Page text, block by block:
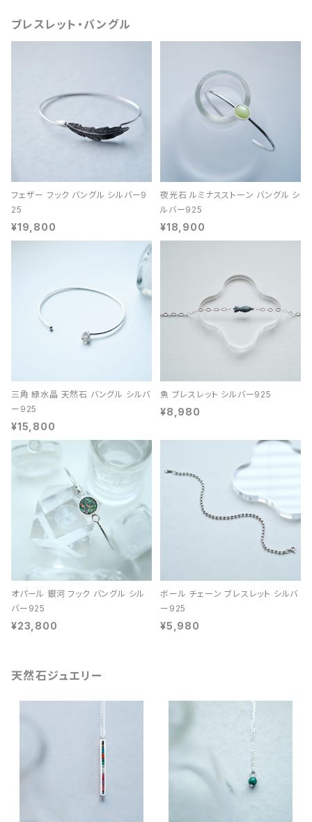
ブレスレット・バングル
フェザー フック バングル シルバー9
25
¥19,800
夜光石 ルミナスストーン バングル シ
ルバー925
¥18,900
三角 緑水晶 天然石 バングル シルバ
ー925
¥15,800
魚 ブレスレット シルバー925
¥8,980
オパール 銀河 フック バングル シル
バー925
¥23,800
ボール チェーン ブレスレット シルバ
ー925
¥5,980
天然石ジュエリー